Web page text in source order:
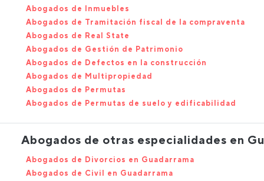
Abogados de Inmuebles
Abogados de Tramitación fiscal de la compraventa
Abogados de Real State
Abogados de Gestión de Patrimonio
Abogados de Defectos en la construcción
Abogados de Multipropiedad
Abogados de Permutas
Abogados de Permutas de suelo y edificabilidad
Abogados de otras especialidades en
Abogados de Divorcios en Guadarrama
Abogados de Civil en Guadarrama